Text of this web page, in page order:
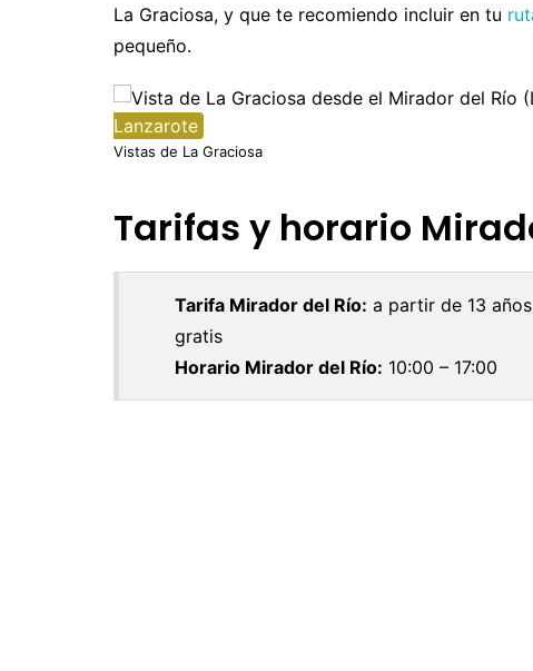
Extremadura
Madrid
Perú
Tailandia
Vietnam
Irlanda
Italia
La Graciosa, y que te recomiendo incluir en tu
pequeño.
Lanzarote
Vistas de La Graciosa
Tarifas y horario
Tarifa Mirador del Río: a partir de 13
gratis
Horario Mirador del Río: 10:00 – 17:00